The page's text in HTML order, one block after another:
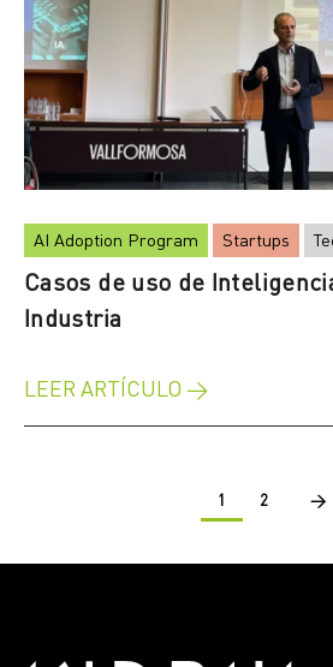
AI Adoption Program Startups
Casos de uso de
Industria
LEER ARTÍCULO →
1 2